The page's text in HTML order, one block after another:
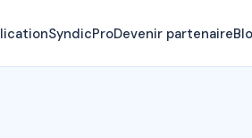
SyndicProDevenir partenaire